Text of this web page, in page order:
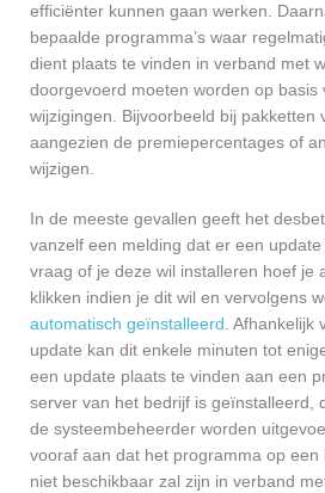
efficiënter kunnen gaan werken.
bepaalde programma’s waar
dient plaats te vinden in verband met
doorgevoerd moeten worden op basis
wijzigingen. Bijvoorbeeld bij pakketten
aangezien de premiepercentages of
wijzigen.
In de meeste gevallen geeft het
vanzelf een melding dat er een
vraag of je deze wil installeren hoef je
klikken indien je dit wil en vervolgens
automatisch geïnstalleerd. Afhankelijk
update kan dit enkele minuten tot
een update plaats te vinden aan een
server van het bedrijf is geïnstalleerd,
de systeembeheerder worden
vooraf aan dat het programma op een
niet beschikbaar zal zijn in verband